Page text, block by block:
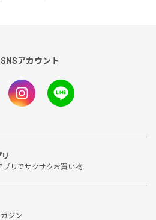
アカウント
プリでサクサクお買い物
ジン